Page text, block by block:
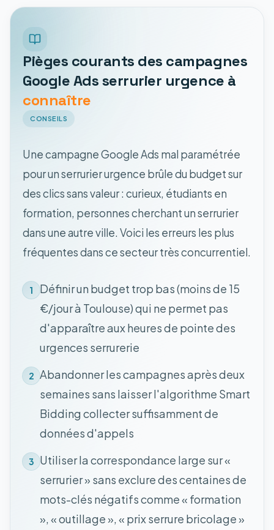
Pièges courants des campagnes
Google Ads serrurier urgence à
connaître
CONSEILS
Une campagne Google Ads mal paramétrée
pour un serrurier urgence brûle du budget sur
des clics sans valeur : curieux, étudiants en
formation, personnes cherchant un serrurier
dans une autre ville. Voici les erreurs les plus
fréquentes dans ce secteur très concurrentiel.
1
Définir un budget trop bas (moins de 15
€/jour à Toulouse) qui ne permet pas
d'apparaître aux heures de pointe des
urgences serrurerie
2 Abandonner les campagnes après deux
semaines sans laisser l'algorithme Smart
Bidding collecter suffisamment de
données d'appels
3 Utiliser la correspondance large sur «
serrurier » sans exclure des centaines de
mots-clés négatifs comme « formation
», « outillage », « prix serrure bricolage »